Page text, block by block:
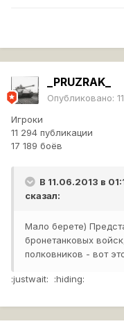
_PRUZRAK_
Опубликовано:
Игроки
11 294 публикации
17 189 боёв
В 11.06.2013 в
сказал:
Мало берете)
бронетанковых
полковников - вот
:justwait: :hiding: